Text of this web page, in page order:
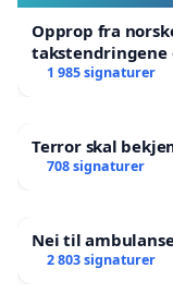
Ole Nils Aslak
Henrik A. Sara,
Opprop fra
landsråd
1 985 signaturer
Terror skal
708 signaturer
Nei til
2 803 signaturer